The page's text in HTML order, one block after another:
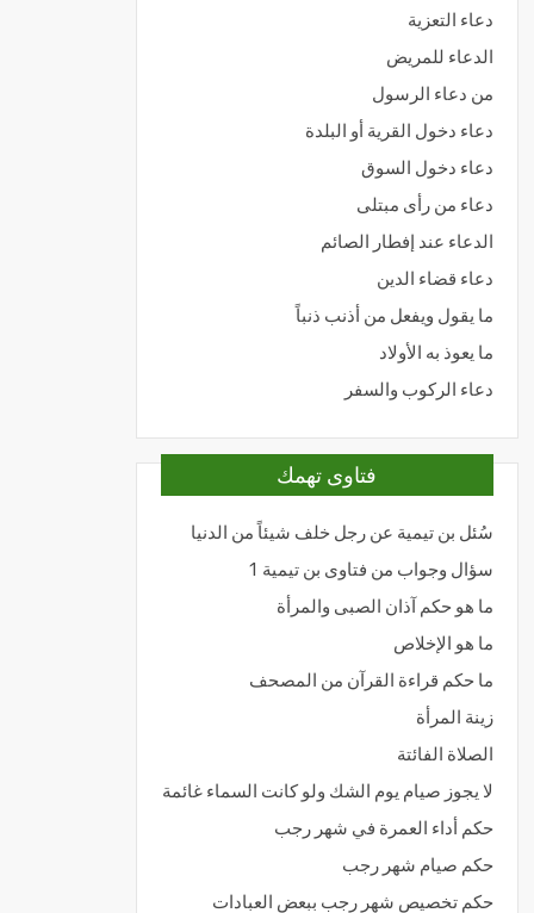
دعاء التعزية
الدعاء للمريض
من دعاء الرسول
دعاء دخول القرية أو البلدة
دعاء دخول السوق
دعاء من رأى مبتلى
الدعاء عند إفطار الصائم
دعاء قضاء الدين
ما يقول ويفعل من أذنب ذنباً
ما يعوذ به الأولاد
دعاء الركوب والسفر
فتاوى تهمك
سُئل بن تيمية عن رجل خلف شيئاً من الدنيا
سؤال وجواب من فتاوى بن تيمية 1
ما هو حكم آذان الصبى والمرأة
ما هو الإخلاص
ما حكم قراءة القرآن من المصحف
زينة المرأة
الصلاة الفائتة
لا يجوز صيام يوم الشك ولو كانت السماء غائمة
حكم أداء العمرة في شهر رجب
حكم صيام شهر رجب
حكم تخصيص شهر رجب ببعض العبادات